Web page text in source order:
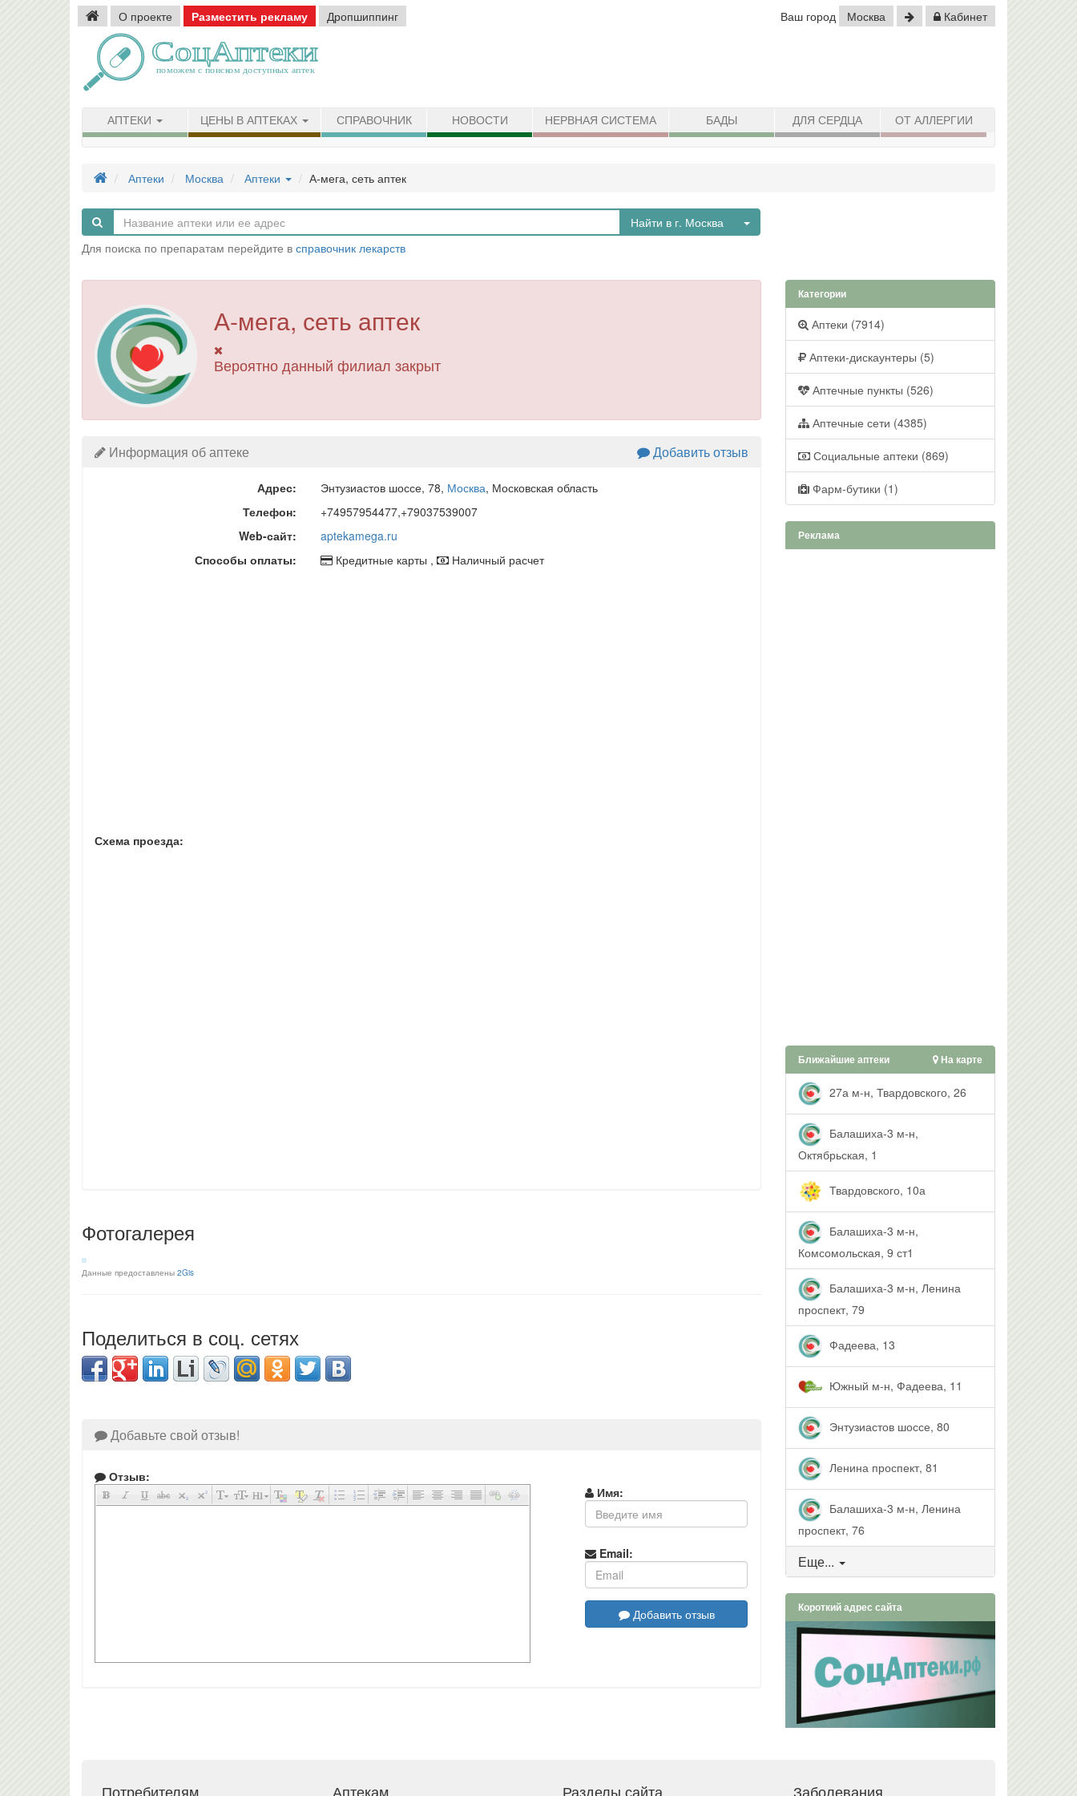
О проекте Разместить рекламу Дропшиппинг Ваш город Москва Кабинет
АПТЕКИ ЦЕНЫ В АПТЕКАХ СПРАВОЧНИК НОВОСТИ НЕРВНАЯ СИСТЕМА БАДЫ ДЛЯ СЕРДЦА ОТ АЛЛЕРГИИ
Аптеки Москва Аптеки А-мега, сеть аптек
Найти в г. Москва
Toggle Dropdown
Для поиска по препаратам перейдите в справочник лекарств
А-мега, сеть аптек
Вероятно данный филиал закрыт
Информация об аптеке Добавить отзыв
Адрес: Энтузиастов шоссе, 78, Москва, Московская область
Телефон:
+74957954477,+79037539007
Web-сайт:
aptekamega.ru
Способы оплаты:
Кредитные карты , Наличный расчет
Схема проезда:
Фотогалерея
Данные предоставлены 2Gis
Поделиться в соц. сетях
Добавьте свой отзыв!
Отзыв:
Имя:
Email:
Добавить отзыв
Категории
Аптеки (7914)
Аптеки-дискаунтеры (5)
Аптечные пункты (526)
Аптечные сети (4385)
Социальные аптеки (869)
Фарм-бутики (1)
Реклама
Ближайшие аптеки На карте
27а м-н, Твардовского, 26
Балашиха-3 м-н,
Октябрьская, 1
Твардовского, 10а
Балашиха-3 м-н,
Комсомольская, 9 ст1
Балашиха-3 м-н, Ленина
проспект, 79
Фадеева, 13
Южный м-н, Фадеева, 11
Энтузиастов шоссе, 80
Ленина проспект, 81
Балашиха-3 м-н, Ленина
проспект, 76
Еще...
Короткий адрес сайта
Потребителям Аптекам Разделы сайта Заболевания